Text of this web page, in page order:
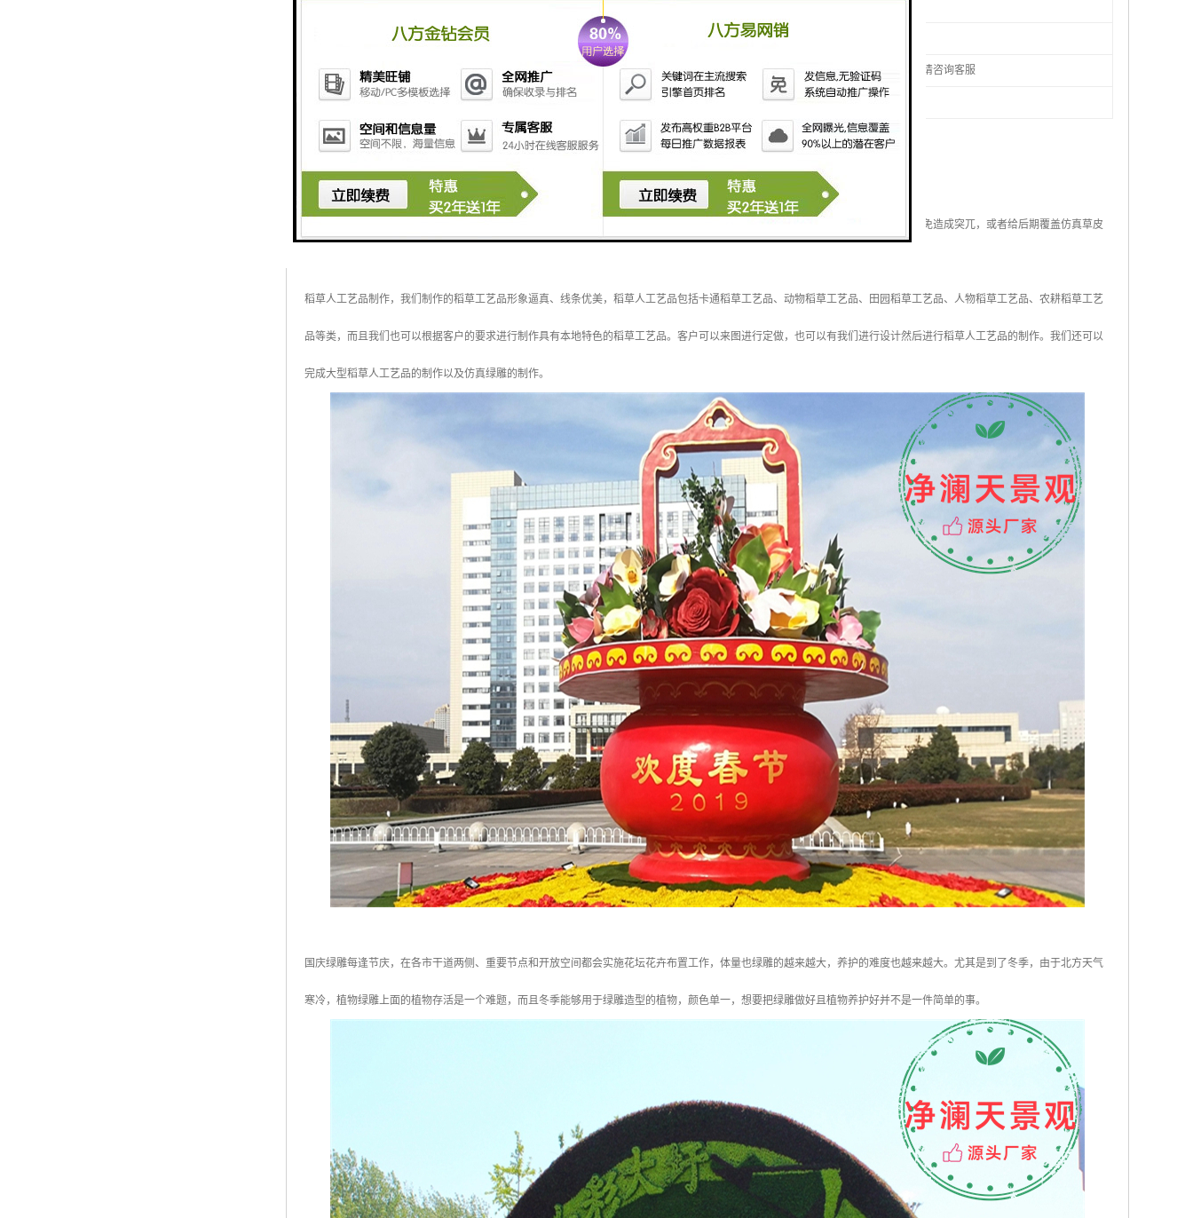
室内 室外 品名
用途 绿化、装饰 定制数量 一个起定，具体请咨询客服
产品规格 按客户要求设计、定制
制作方法
第二 仿真绿雕钢架焊接制作
仿真绿雕一般采用钢架结构，骨架的材质可选用铁、钢、铝竹条作为主要支撑，要保证骨架的牢固性。制作需要整体协调又美感，以免造成突兀，或者给后期覆盖仿真草皮
稻草人工艺品制作，我们制作的稻草工艺品形象逼真、线条优美，稻草人工艺品包括卡通稻草工艺品、动物稻草工艺品、田园稻草工艺品、人物稻草工艺品、农耕稻草工艺
品等类，而且我们也可以根据客户的要求进行制作具有本地特色的稻草工艺品。客户可以来图进行定做，也可以有我们进行设计然后进行稻草人工艺品的制作。我们还可以
完成大型稻草人工艺品的制作以及仿真绿雕的制作。
国庆绿雕每逢节庆，在各市干道两侧、重要节点和开放空间都会实施花坛花卉布置工作，体量也绿雕的越来越大，养护的难度也越来越大。尤其是到了冬季，由于北方天气
寒冷，植物绿雕上面的植物存活是一个难题，而且冬季能够用于绿雕造型的植物，颜色单一，想要把绿雕做好且植物养护好并不是一件简单的事。